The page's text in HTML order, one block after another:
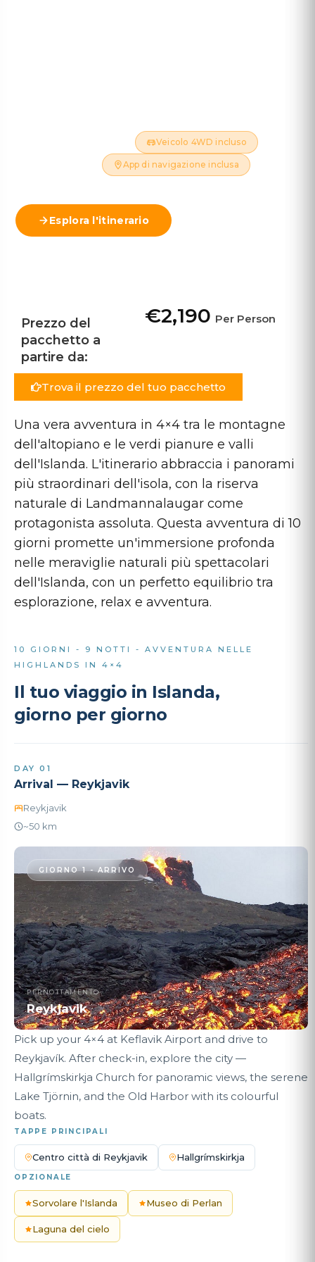
Veicolo 4WD incluso
App di navigazione inclusa
Esplora l'itinerario
Prezzo del
pacchetto a
partire da:
€2,190 Per Person
Trova il prezzo del tuo pacchetto
Una vera avventura in 4×4 tra le montagne
dell'altopiano e le verdi pianure e valli
dell'Islanda. L'itinerario abbraccia i panorami
più straordinari dell'isola, con la riserva
naturale di Landmannalaugar come
protagonista assoluta. Questa avventura di 10
giorni promette un'immersione profonda
nelle meraviglie naturali più spettacolari
dell'Islanda, con un perfetto equilibrio tra
esplorazione, relax e avventura.
10 GIORNI - 9 NOTTI - AVVENTURA NELLE
HIGHLANDS IN 4×4
Il tuo viaggio in Islanda,
giorno per giorno
DAY 01
Arrival — Reykjavik
Reykjavik
~50 km
GIORNO 1 - ARRIVO
PERNOTTAMENTO
Reykjavik
Pick up your 4×4 at Keflavik Airport and drive to
Reykjavík. After check-in, explore the city —
Hallgrímskirkja Church for panoramic views, the serene
Lake Tjörnin, and the Old Harbor with its colourful
boats.
TAPPE PRINCIPALI
Centro città di Reykjavik Hallgrímskirkja
OPZIONALE
Sorvolare l'Islanda Museo di Perlan
Laguna del cielo